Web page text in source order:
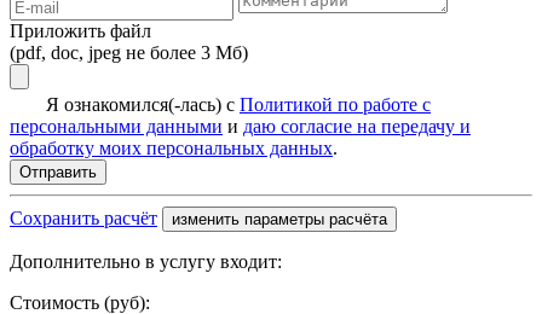
Приложить файл
(pdf, doc, jpeg не более 3 Мб)
Я ознакомился(-лась) с Политикой по работе с
персональными данными и даю согласие на передачу и
обработку моих персональных данных.
Сохранить расчёт изменить параметры расчёта
Дополнительно в услугу входит:
Стоимость (руб):